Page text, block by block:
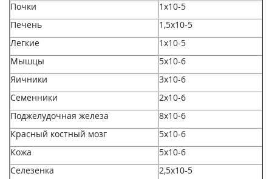
Почки 1x10-5
Печень
1,5x10-5
Легкие
1х10-5
Мышцы
5х10-6
Яичники
3x10-6
Семенники
2x10-6
Поджелудочная железа
8x10-6
Красный костный мозг
5х10-6
Кожа
5x10-6
Селезенка
2,5x10-5